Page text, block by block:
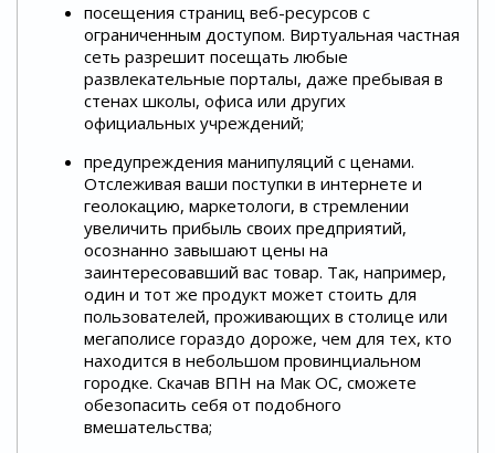
посещения страниц веб-ресурсов с
ограниченным доступом. Виртуальная частная
сеть разрешит посещать любые
развлекательные порталы, даже пребывая в
стенах школы, офиса или других
официальных учреждений;
предупреждения манипуляций с ценами.
Отслеживая ваши поступки в интернете и
геолокацию, маркетологи, в стремлении
увеличить прибыль своих предприятий,
осознанно завышают цены на
заинтересовавший вас товар. Так, например,
один и тот же продукт может стоить для
пользователей, проживающих в столице или
мегаполисе гораздо дороже, чем для тех, кто
находится в небольшом провинциальном
городке. Скачав ВПН на Мак ОС, сможете
обезопасить себя от подобного
вмешательства;